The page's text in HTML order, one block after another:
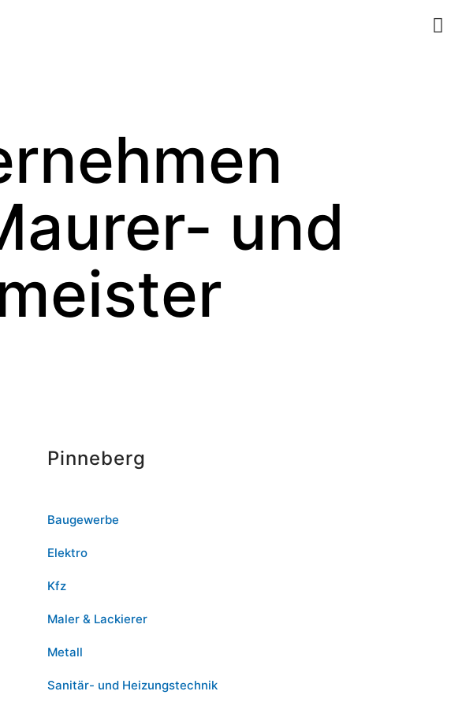
und
Pinneberg
Baugewerbe
Elektro
Kfz
Maler & Lackierer
Metall
Sanitär- und Heizungstechnik